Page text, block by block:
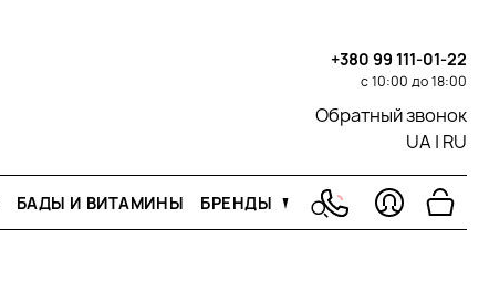
+380 99 111-01-22
с 10:00 до 18:00
Обратный звонок
UA | RU
БАДЫ И ВИТАМИНЫ БРЕНДЫ